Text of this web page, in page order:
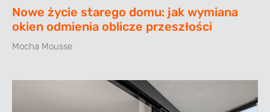
Nowe życie starego domu: jak wymiana
okien odmienia oblicze przeszłości
Mocha Mousse